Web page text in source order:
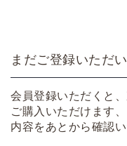
まだご登録いただ
会員登録いただくと
ご購入いただけます
内容をあとから確認い